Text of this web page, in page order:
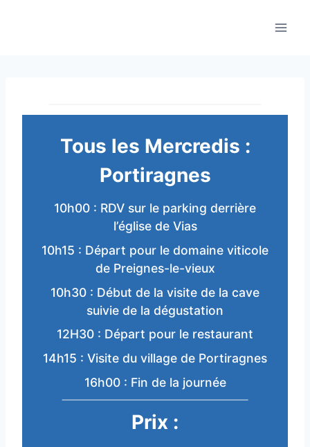
Tous les Mercredis :
Portiragnes
10h00 : RDV sur le parking derrière
l’église de Vias
10h15 : Départ pour le domaine viticole
de Preignes-le-vieux
10h30 : Début de la visite de la cave
suivie de la dégustation
12H30 : Départ pour le restaurant
14h15 : Visite du village de Portiragnes
16h00 : Fin de la journée
Prix :